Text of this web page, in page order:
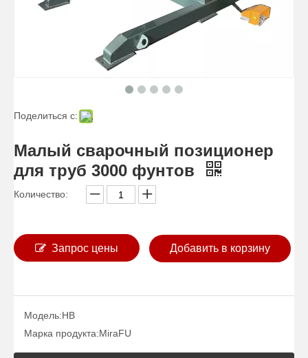
Поделиться с:
Малый сварочный позиционер
для труб 3000 фунтов
Количество:
Запрос цены Добавить в корзину
Модель:HB
Марка продукта:MiraFU